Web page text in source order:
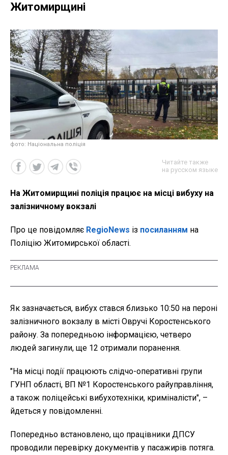
Житомирщині
фото: Національна поліція
Читайте также
на русском языке
На Житомирщині поліція працює на місці вибуху на
залізничному вокзалі
Про це повідомляє RegioNews із посиланням на
Поліцію Житомирської області.
Як зазначається, вибух стався близько 10:50 на пероні
залізничного вокзалу в місті Овручі Коростенського
району. За попередньою інформацією, четверо
людей загинули, ще 12 отримали поранення.
"На місці події працюють слідчо-оперативні групи
ГУНП області, ВП №1 Коростенського райуправління,
а також поліцейські вибухотехніки, криміналісти", –
йдеться у повідомленні.
Попередньо встановлено, що працівники ДПСУ
проводили перевірку документів у пасажирів потяга.